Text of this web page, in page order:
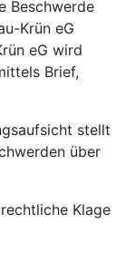
Beschwerde
Krün eG
eG wird
Brief,
stellt
über
Klage